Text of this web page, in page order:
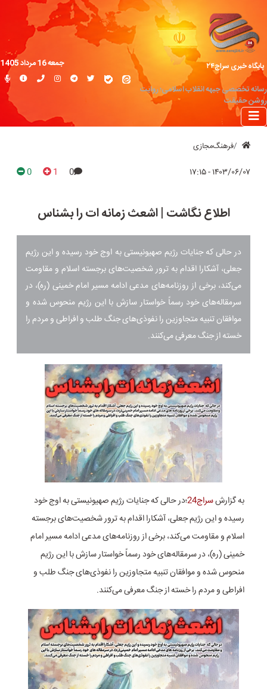
پایگاه خبری سراج۲۴
رسانه تخصصی جبهه انقلاب اسلامی؛ روایت
روشن حقیقت
جمعه 16 مرداد 1405
فرهنگ‌مجازی
۱۴۰۳/۰۶/۰۷ - ۱۷:۱۵ 0
1
0
اطلاع نگاشت | اشعث زمانه ات را بشناس
در حالی که جنایات رژیم صهیونیستی به اوج خود رسیده و این رژیم
جعلی، آشکارا اقدام به ترور شخصیت‌های برجسته اسلام و مقاومت
می‌کند، برخی از روزنامه‌های مدعی ادامه مسیر امام خمینی (ره)، در
سرمقاله‌های خود رسماً خواستار سازش با این رژیم منحوس شده و
موافقان تنبیه متجاوزین را نفوذی‌های جنگ طلب و افراطی و مردم را
خسته از جنگ معرفی می‌کنند.
به گزارشسراج24
؛در حالی که جنایات رژیم صهیونیستی به اوج خود
رسیده و این رژیم جعلی، آشکارا اقدام به ترور شخصیت‌های برجسته
اسلام و مقاومت می‌کند، برخی از روزنامه‌های مدعی ادامه مسیر امام
خمینی (ره)، در سرمقاله‌های خود رسماً خواستار سازش با این رژیم
منحوس شده و موافقان تنبیه متجاوزین را نفوذی‌های جنگ طلب و
افراطی و مردم را خسته از جنگ معرفی می‌کنند.